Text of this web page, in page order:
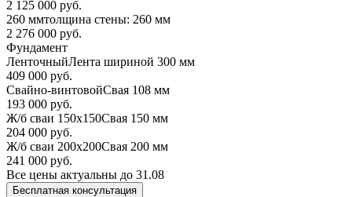
2 125 000 руб.
260 ммтолщина стены: 260 мм
2 276 000 руб.
Фундамент
ЛенточныйЛента шириной 300 мм
409 000 руб.
Свайно-винтовойСвая 108 мм
193 000 руб.
Ж/б сваи 150х150Свая 150 мм
204 000 руб.
Ж/б сваи 200х200Свая 200 мм
241 000 руб.
Все цены актуальны до 31.08
Бесплатная консультация